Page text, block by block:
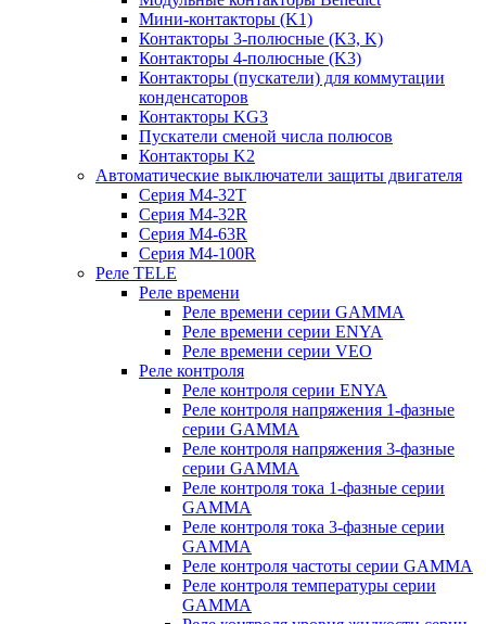
Мини-контакторы (K1)
Контакторы 3-полюсные (K3, K)
Контакторы 4-полюсные (K3)
Контакторы (пускатели) для коммутации
конденсаторов
Контакторы KG3
Пускатели сменой числа полюсов
Контакторы K2
Автоматические выключатели защиты двигателя
Серия M4-32T
Серия M4-32R
Серия M4-63R
Серия M4-100R
Реле TELE
Реле времени
Реле времени серии GAMMA
Реле времени серии ENYA
Реле времени серии VEO
Реле контроля
Реле контроля серии ENYA
Реле контроля напряжения 1-фазные
серии GAMMA
Реле контроля напряжения 3-фазные
серии GAMMA
Реле контроля тока 1-фазные серии
GAMMA
Реле контроля тока 3-фазные серии
GAMMA
Реле контроля частоты серии GAMMA
Реле контроля температуры серии
GAMMA